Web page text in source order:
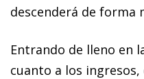
descenderá de forma
Entrando de lleno en
cuanto a los